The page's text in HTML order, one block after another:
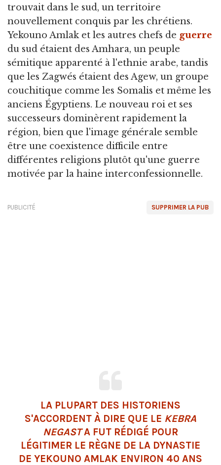
trouvait dans le sud, un territoire
nouvellement conquis par les chrétiens.
Yekouno Amlak et les autres chefs de guerre
du sud étaient des Amhara, un peuple
sémitique apparenté à l'ethnie arabe, tandis
que les Zagwés étaient des Agew, un groupe
couchitique comme les Somalis et même les
anciens Égyptiens. Le nouveau roi et ses
successeurs dominèrent rapidement la
région, bien que l'image générale semble
être une coexistence difficile entre
différentes religions plutôt qu'une guerre
motivée par la haine interconfessionnelle.
SUPPRIMER LA PUB
PUBLICITÉ
LA PLUPART DES HISTORIENS
S'ACCORDENT À DIRE QUE LE KEBRA
NEGASTA FUT RÉDIGÉ POUR
LÉGITIMER LE RÈGNE DE LA DYNASTIE
DE YEKOUNO AMLAK ENVIRON 40 ANS